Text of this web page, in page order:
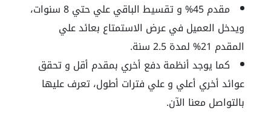
مقدم 45% و تقسيط الباقي علي حتي 8 سنوات،
ويدخل العميل في عرض الاستمتاع بعائد علي
المقدم 21% لمدة 2.5 سنة.
كما يوجد أنظمة دفع أخري بمقدم أقل و تحقق
عوائد أخري أعلي و علي فترات أطول، تعرف عليها
بالتواصل معنا الآن.